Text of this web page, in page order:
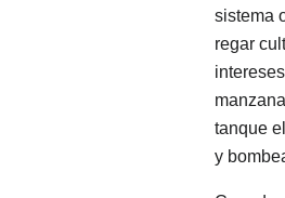
sistema
regar
tanque
y